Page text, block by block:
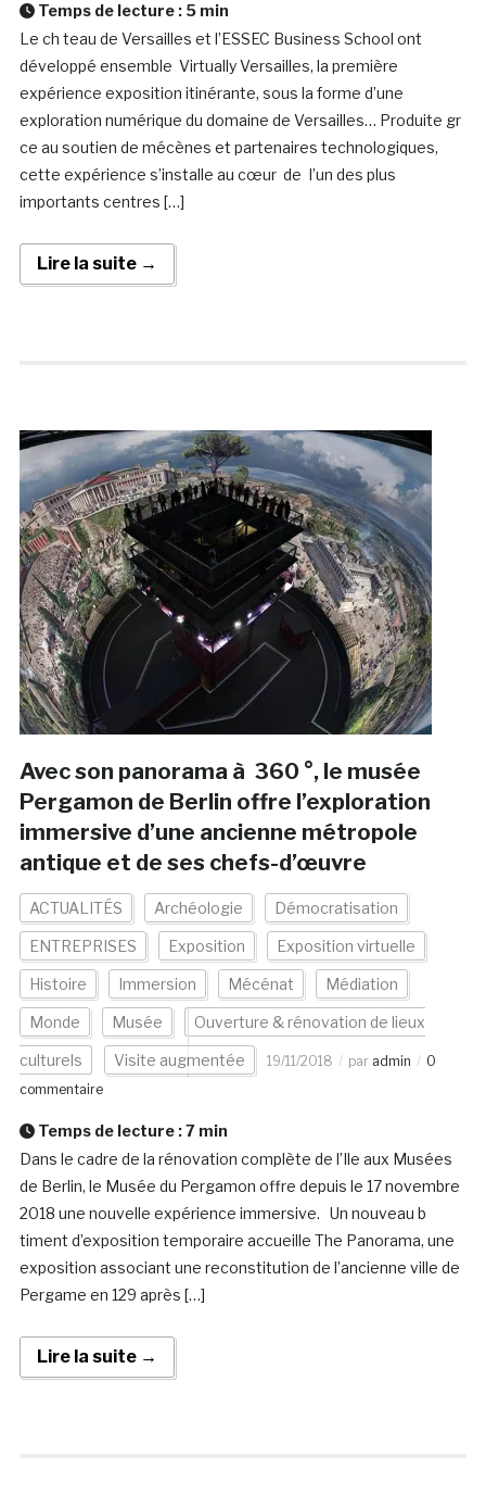
Temps de lecture : 5 min
Le ch teau de Versailles et l’ESSEC Business School ont
développé ensemble Virtually Versailles, la première
expérience exposition itinérante, sous la forme d’une
exploration numérique du domaine de Versailles… Produite gr
ce au soutien de mécènes et partenaires technologiques,
cette expérience s’installe au cœur de I’un des plus
importants centres […]
Lire la suite →
Avec son panorama à 360 °, le musée
Pergamon de Berlin offre l’exploration
immersive d’une ancienne métropole
antique et de ses chefs-d’œuvre
ACTUALITÉS Archéologie Démocratisation
ENTREPRISES Exposition Exposition virtuelle
Histoire Immersion Mécénat Médiation
Monde Musée Ouverture & rénovation de lieux
culturels Visite augmentée 19/11/2018 par admin
0
commentaire
Temps de lecture :7 min
Dans le cadre de la rénovation complète de l’Ile aux Musées
de Berlin, le Musée du Pergamon offre depuis le 17 novembre
2018 une nouvelle expérience immersive. Un nouveau b
timent d’exposition temporaire accueille The Panorama, une
exposition associant une reconstitution de l’ancienne ville de
Pergame en 129 après […]
Lire la suite →